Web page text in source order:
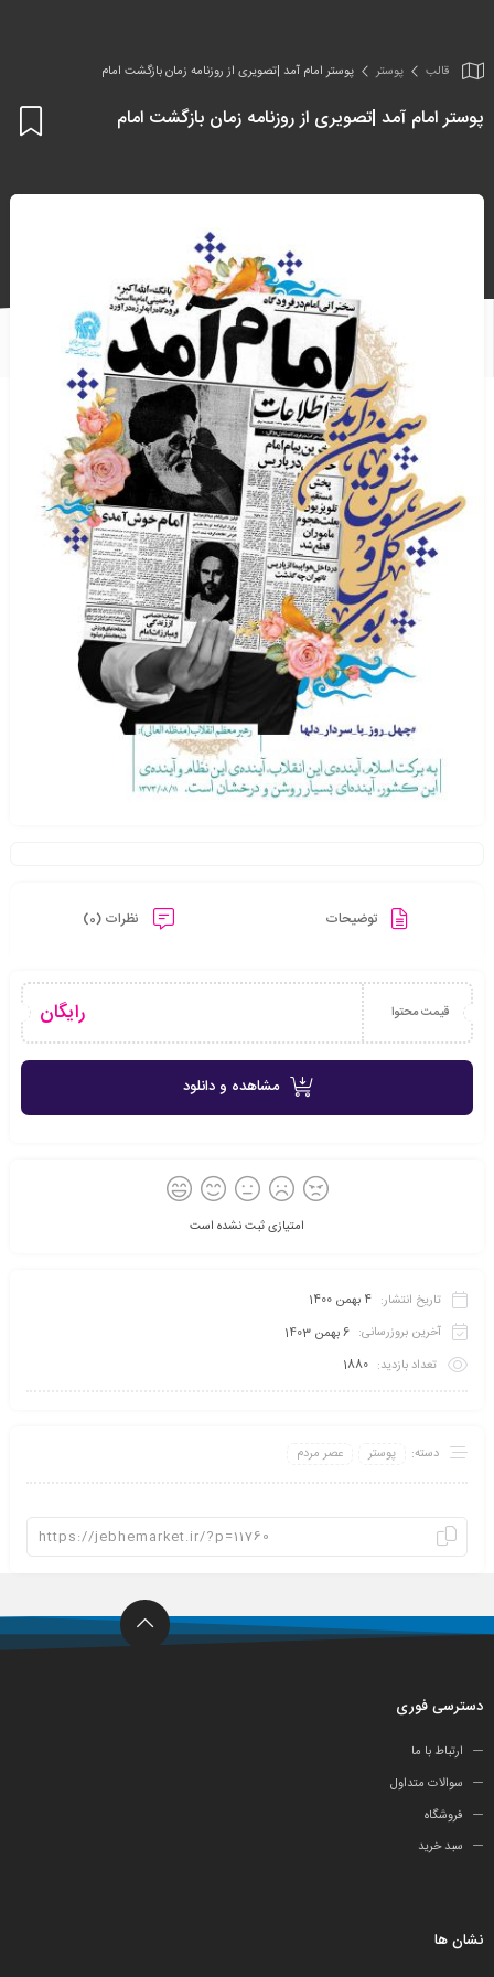
قالب پوستر پوستر امام آمد |تصویری از روزنامه زمان بازگشت امام
پوستر امام آمد |تصویری از روزنامه زمان بازگشت امام
توضیحات نظرات (0)
قیمت محتوا رایگان
مشاهده و دانلود
امتیازی ثبت نشده است
تاریخ انتشار: 4 بهمن 1400
آخرین بروزرسانی: 6 بهمن 1403
تعداد بازدید: 1880
دسته: پوستر عصر مردم
دسترسی فوری
ارتباط با ما
سوالات متداول
فروشگاه
سبد خرید
نشان ها